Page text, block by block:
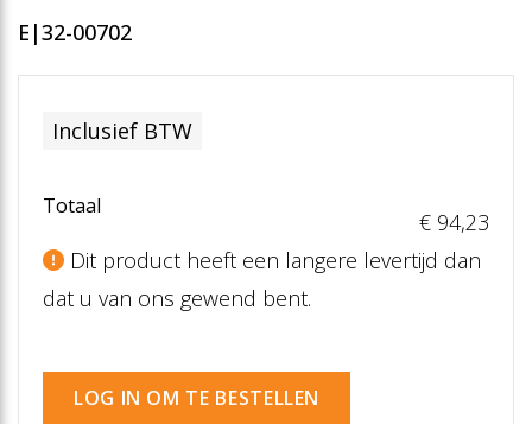
E|32-00702
Inclusief BTW
Totaal
€ 94,23
Dit product heeft een langere levertijd dan
dat u van ons gewend bent.
LOG IN OM TE BESTELLEN